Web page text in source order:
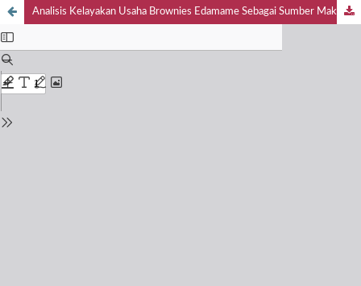
Analisis Kelayakan Usaha Brownies Edamame Sebagai Sumber Makanan Fungsional Dan Pusat Oleh – Oleh Khas Jember